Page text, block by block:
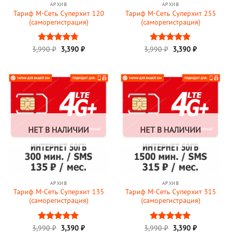
АРХИВ
Тариф М-Сеть Суперхит 120
(саморегистрация)
Оценка
3,990₽ 3,390 ₽
АРХИВ
Тариф М-Сеть Суперхит 255
(саморегистрация)
Оценка
3,990₽ 3,390 ₽
НЕТ В НАЛИЧИИ
АРХИВ
Тариф М-Сеть Суперхит 135
(саморегистрация)
Оценка
3,990₽ 3,390 ₽
НЕТ В НАЛИЧИИ
АРХИВ
Тариф М-Сеть Суперхит 315
(саморегистрация)
Оценка
3,990₽ 3,390 ₽